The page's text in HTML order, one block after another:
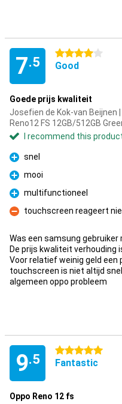
7.5
4 stars
Good
Goede prijs kwaliteit
Josefien de Kok-van Beijnen
Reno12 FS 12GB/512GB
I recommend this
Pro
snel
Pro
mooi
Pro
multifunctioneel
Con
touchscreen reageert
Was een samsung gebruiker
De prijs kwaliteit verhouding
Voor relatief weinig geld een
touchscreen is niet altijd
algemeen oppo probleem
9.5
5 stars
Fantastic
Oppo Reno 12 fs